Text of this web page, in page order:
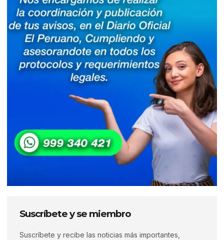
Suscríbete y se miembro
Suscríbete y recibe las noticias más importantes,